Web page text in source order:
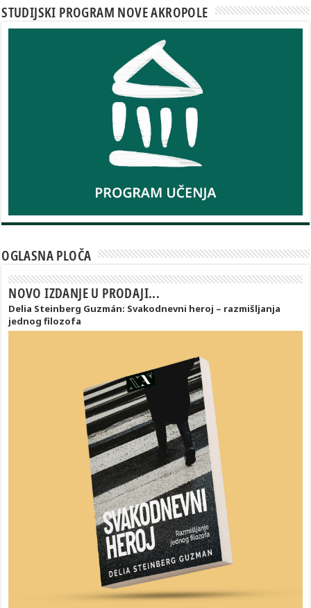
STUDIJSKI PROGRAM NOVE AKROPOLE
OGLASNA PLOČA
NOVO IZDANJE U PRODAJI...
Delia Steinberg Guzmán: Svakodnevni heroj – razmišljanja
jednog filozofa